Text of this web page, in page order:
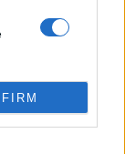
organismu,
Komory
míří na